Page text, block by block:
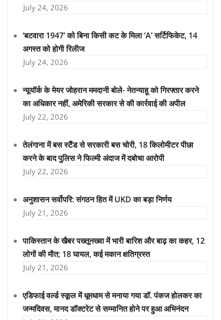
July 24, 2026
‘बटवारा 1947’ को बिना किसी कट के मिला ‘A’ सर्टिफिकेट, 14
अगस्त को होगी रिलीज
July 24, 2026
न्यूयॉर्क के मेयर जोहरान ममदानी बोले- नेतन्याहू को गिरफ्तार करने
का अधिकार नहीं, अमेरिकी सरकार से की कार्रवाई की अपील
July 22, 2026
तेलंगाना में बस स्टैंड से सरकारी बस चोरी, 18 किलोमीटर पीछा
करने के बाद पुलिस ने फिल्मी अंदाज में दबोचा आरोपी
July 22, 2026
अनुशासन सर्वोपरि: संगठन हित में UKD का बड़ा निर्णय
July 21, 2026
पाकिस्तान के खैबर पख्तूनख्वा में भारी बारिश और बाढ़ का कहर, 12
लोगों की मौत; 18 घायल, कई मकान क्षतिग्रस्त
July 21, 2026
एडिफाई वर्ल्ड स्कूल में धूमधाम से मनाया गया डॉ. पंकज होलकर का
जन्मदिवस, मानद डॉक्टरेट से सम्मानित होने पर हुआ अभिनंदन